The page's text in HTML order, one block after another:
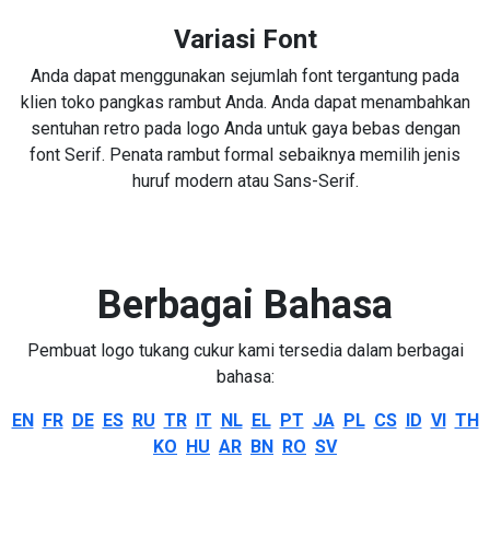
Variasi Font
Anda dapat menggunakan sejumlah font tergantung pada
klien toko pangkas rambut Anda. Anda dapat menambahkan
sentuhan retro pada logo Anda untuk gaya bebas dengan
font Serif. Penata rambut formal sebaiknya memilih jenis
huruf modern atau Sans-Serif.
Berbagai Bahasa
Pembuat logo tukang cukur kami tersedia dalam berbagai
bahasa:
EN FR DE ES RU TR IT NL EL PT JA PL CS ID VI TH
KO HU AR BN RO SV